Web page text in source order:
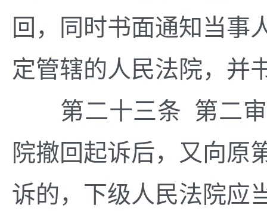
回，同时书面通知当事
定管辖的人民法院，并
第二十三条 第二审
院撤回起诉后，又向原
诉的，下级人民法院应